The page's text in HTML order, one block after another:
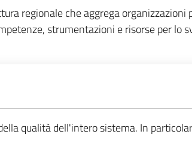
regionale che aggrega organizzazioni
strumentazioni e risorse per lo
qualità dell'intero sistema. In